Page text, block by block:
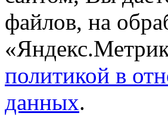
файлов, на
политикой в
данных.